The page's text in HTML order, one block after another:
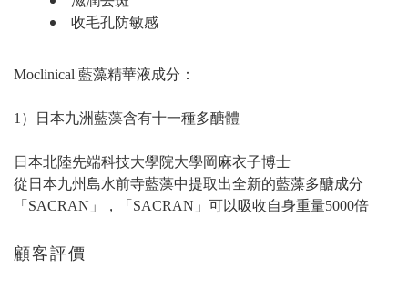
收毛孔防敏感
Moclinical 藍藻精華液成分：
1）日本九洲藍藻含有十一種多醣體
日本北陸先端科技大學院大學岡麻衣子博士
從日本九州島水前寺藍藻中提取出全新的藍藻多醣成分
「SACRAN」，「SACRAN」可以吸收自身重量5000倍
顧客評價